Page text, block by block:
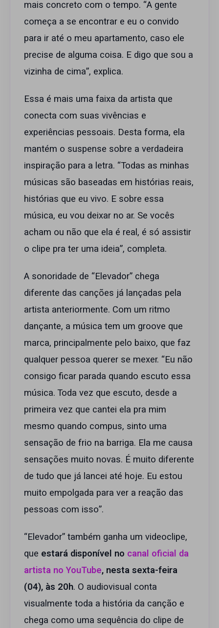
mais concreto com o tempo. “A gente
começa a se encontrar e eu o convido
para ir até o meu apartamento, caso ele
precise de alguma coisa. E digo que sou a
vizinha de cima”, explica.
Essa é mais uma faixa da artista que
conecta com suas vivências e
experiências pessoais. Desta forma, ela
mantém o suspense sobre a verdadeira
inspiração para a letra. “Todas as minhas
músicas são baseadas em histórias reais,
histórias que eu vivo. E sobre essa
música, eu vou deixar no ar. Se vocês
acham ou não que ela é real, é só assistir
o clipe pra ter uma ideia”, completa.
A sonoridade de “Elevador” chega
diferente das canções já lançadas pela
artista anteriormente. Com um ritmo
dançante, a música tem um groove que
marca, principalmente pelo baixo, que faz
qualquer pessoa querer se mexer. “Eu não
consigo ficar parada quando escuto essa
música. Toda vez que escuto, desde a
primeira vez que cantei ela pra mim
mesmo quando compus, sinto uma
sensação de frio na barriga. Ela me causa
sensações muito novas. É muito diferente
de tudo que já lancei até hoje. Eu estou
muito empolgada para ver a reação das
pessoas com isso”.
“Elevador” também ganha um videoclipe,
que estará disponível no canal oficial da
artista no YouTube, nesta sexta-feira
(04), às 20h. O audiovisual conta
visualmente toda a história da canção e
chega como uma sequência do clipe de